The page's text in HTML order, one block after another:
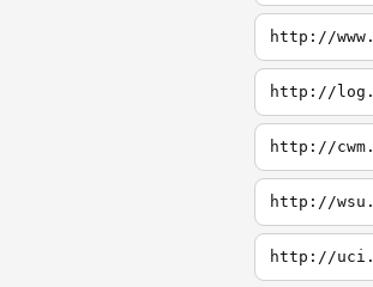
http://
http://
http://
http://
http://